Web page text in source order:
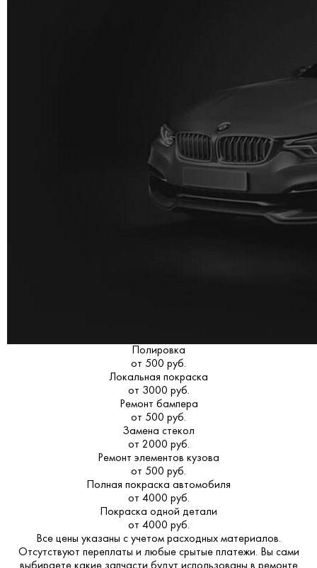
Полировка
от 500 руб.
Локальная покраска
от 3000 руб.
Ремонт бампера
от 500 руб.
Замена стекол
от 2000 руб.
Ремонт элементов кузова
от 500 руб.
Полная покраска автомобиля
от 4000 руб.
Покраска одной детали
от 4000 руб.
Все цены указаны с учетом расходных материалов.
Отсутствуют переплаты и любые срытые платежи. Вы сами